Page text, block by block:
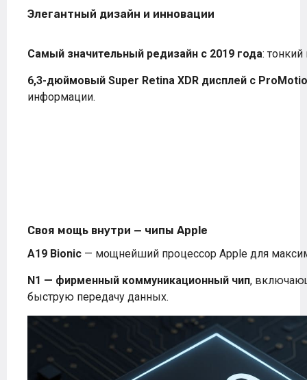
Элегантный дизайн и инновации
Самый значительный редизайн с 2019 года:
6,3-дюймовый Super Retina XDR дисплей с
информации.
Своя мощь внутри — чипы Apple
A19 Bionic — мощнейший процессор Apple для
N1 — фирменный коммуникационный чип,
быструю передачу данных.